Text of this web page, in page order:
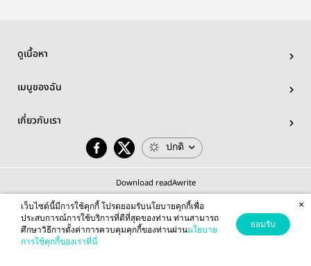
ดูเนื้อหา
เมนูของฉัน
เกี่ยวกับเรา
ปกติ
Download readAwrite
© 2026 readAwrite.com by MEB Corporation Public Company Limited
This site is protected by reCAPTCHA and the Google
เว็บไซต์นี้มีการใช้คุกกี้ โปรดยอมรับนโยบายคุกกี้เพื่อ
ประสบการณ์การใช้บริการที่ดีที่สุดของท่าน ท่านสามารถ
ศึกษาวิธีการตั้งค่าการควบคุมคุกกี้ของท่านผ่านนโยบาย
การใช้คุกกี้ของเราที่นี่
ยอมรับ
×